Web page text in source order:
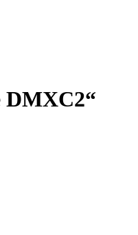
DMXC2“